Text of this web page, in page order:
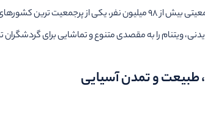
این کشور با مساحت حدود ۳۳۰ هزار کیلومتر مربع و جمعیتی
ویتنام را به مقصدی متنوع و تماشایی برای گردشگران
طبیعت و تمدن آسیایی